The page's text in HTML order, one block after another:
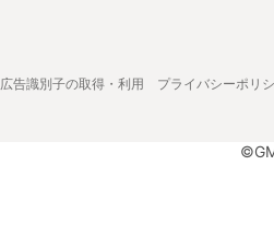
広告識別子の取得・利用 プライバシーポリ